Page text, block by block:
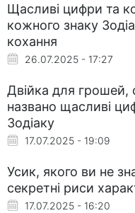
Щасливі цифри та
кожного знаку
кохання
26.07.2025 - 17:27
Двійка для грошей,
названо щасливі
Зодіаку
17.07.2025 - 19:09
Усик, якого ви не
секретні риси
17.07.2025 - 16:20